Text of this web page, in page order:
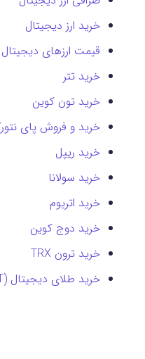
خرید ارز دیجیتال
قیمت ارزهای دیجیتال
خرید تتر
خرید تون کوین
خرید و فروش پای
خرید ریپل
خرید سولانا
خرید اتریوم
خرید دوج کوین
خرید ترون TRX
خرید طلای دیجیتال (XAUT)